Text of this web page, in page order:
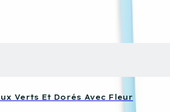
Verts Et Dorés Avec Fleur